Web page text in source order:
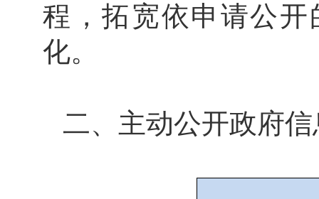
程，拓宽依申请公开
化。
二、主动公开政府